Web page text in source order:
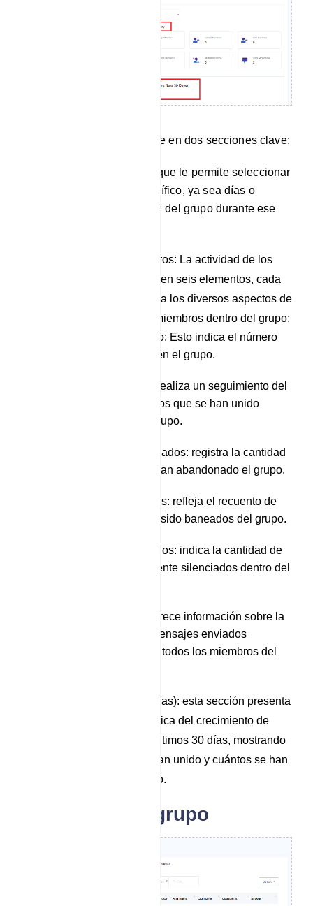
La actividad grupal se divide en dos secciones clave:
Hay un menú desplegable que le permite seleccionar
un período de tiempo específico, ya sea días o
meses, para ver la actividad del grupo durante ese
Actividad de los miembros: La actividad de los
miembros se subdivide en seis elementos, cada
uno de los cuales detalla los diversos aspectos de
la participación de los miembros dentro del grupo:
Miembros del grupo: Esto indica el número
total de miembros en el grupo.
Miembros unidos: realiza un seguimiento del
número de miembros que se han unido
recientemente al grupo.
Miembros abandonados: registra la cantidad
de miembros que han abandonado el grupo.
Miembros baneados: refleja el recuento de
miembros que han sido baneados del grupo.
Miembros silenciados: indica la cantidad de
miembros actualmente silenciados dentro del
Mensajería total: ofrece información sobre la
cantidad total de mensajes enviados
colectivamente por todos los miembros del
Miembros (últimos 30 días): esta sección presenta
una representación gráfica del crecimiento de
miembros durante los últimos 30 días, mostrando
cuántos miembros se han unido y cuántos se han
ido durante este período.
Suscriptor de grupo